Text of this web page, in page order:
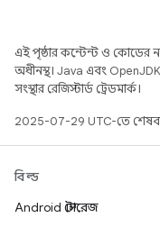
এই পৃষ্ঠার কন্টেন্ট ও কোডের
অধীনস্থ। Java এবং
সংস্থার রেজিস্টার্ড ট্রেডমার্ক।
2025-07-29 UTC-তে
বিল্ড
Android স্টোরেজ